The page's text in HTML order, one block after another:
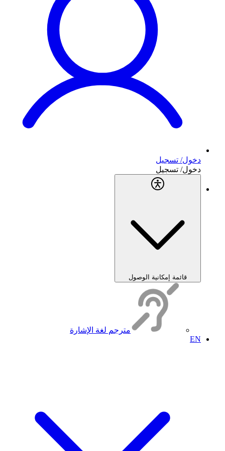
دخول/ تسجيل
دخول/ تسجيل
قائمة إمكانية الوصول
مترجم لغة الإشارة
EN